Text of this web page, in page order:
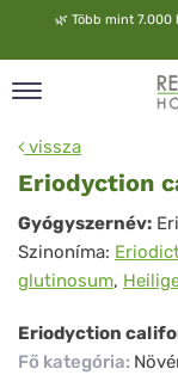
🌿 Több mint 7.000
vissza
Eriodyction
Gyógyszernév:
Szinoníma:
glutinosum,
Eriodyction
Fő kategória: